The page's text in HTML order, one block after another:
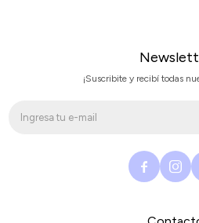
¡Suscribite y recibí todas
 